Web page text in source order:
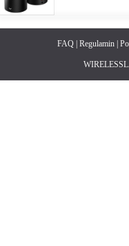
FAQ| Regulamin|